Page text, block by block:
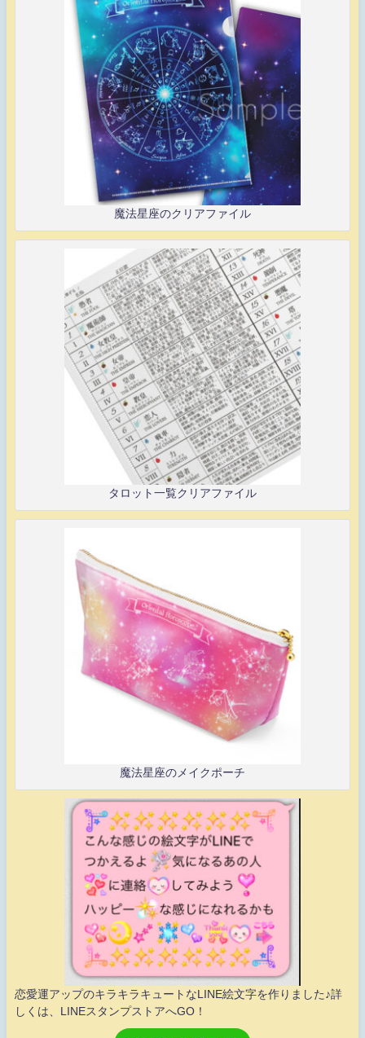
魔法星座のクリアファイル
タロット一覧クリアファイル
魔法星座のメイクポーチ
恋愛運アップのキラキラキュートなLINE絵文字を作りました♪詳
しくは、LINEスタンプストアへGO！